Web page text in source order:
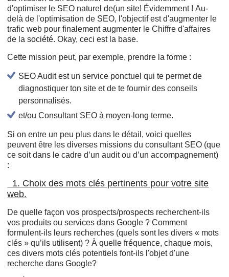
d'optimiser le SEO naturel de(un site! Évidemment ! Au-
delà de l'optimisation de SEO, l'objectif est d'augmenter le
trafic web pour finalement augmenter le Chiffre d'affaires
de la société. Okay, ceci est la base.
Cette mission peut, par exemple, prendre la forme :
SEO Audit est un service ponctuel qui te permet de
diagnostiquer ton site et de te fournir des conseils
personnalisés.
et/ou Consultant SEO à moyen-long terme.
Si on entre un peu plus dans le détail, voici quelles
peuvent être les diverses missions du consultant SEO (que
ce soit dans le cadre d’un audit ou d’un accompagnement)
:
1. Choix des mots clés pertinents pour votre site
web.
De quelle façon vos prospects/prospects recherchent-ils
vos produits ou services dans Google ? Comment
formulent-ils leurs recherches (quels sont les divers « mots
clés » qu’ils utilisent) ? À quelle fréquence, chaque mois,
ces divers mots clés potentiels font-ils l'objet d'une
recherche dans Google?